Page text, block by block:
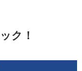
ク！